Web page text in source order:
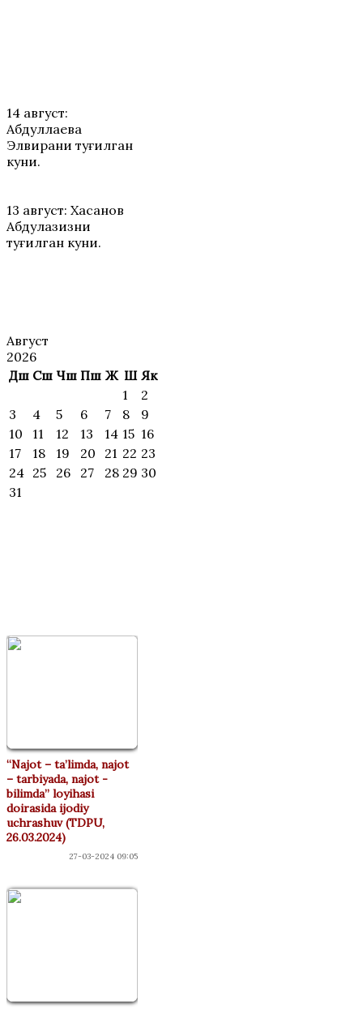
14 август:
Абдуллаева
Элвирани туғилган
куни.
13 август: Хасанов
Абдулазизни
туғилган куни.
Август
2026
Дш Сш Чш Пш Ж Ш Як
1
2
3
4 5 6 7 8
9
10
11 12 13 14 15 16
17
18 19 20 21 22 23
24 25 26 27 28 29 30
31
“Najot – ta’limda, najot
– tarbiyada, najot -
bilimda” loyihasi
doirasida ijodiy
uchrashuv (TDPU,
26.03.2024)
27-03-2024 09:05